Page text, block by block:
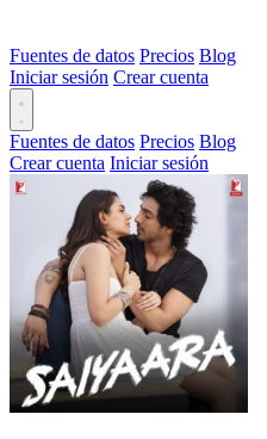
Fuentes de datos Precios Blog
Iniciar sesión Crear cuenta
Fuentes de datos Precios Blog
Crear cuenta Iniciar sesión